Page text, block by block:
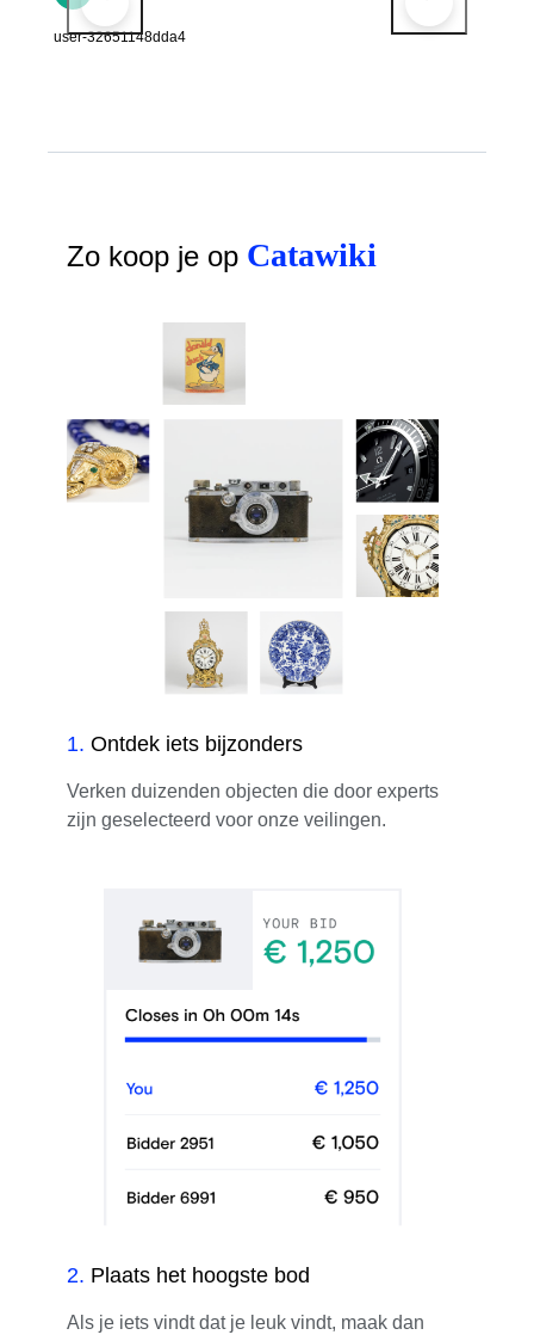
user-32651148dda4
Zo koop je op Catawiki
1. Ontdek iets bijzonders
Verken duizenden objecten die door experts
zijn geselecteerd voor onze veilingen.
2. Plaats het hoogste bod
Als je iets vindt dat je leuk vindt, maak dan